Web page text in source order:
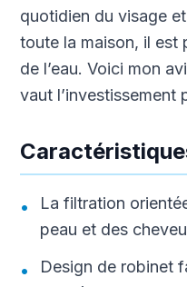
quotidien du visage
toute la maison, il est
de l’eau. Voici mon
vaut l’investissement
•
La filtration
peau et des
•
Design de robinet